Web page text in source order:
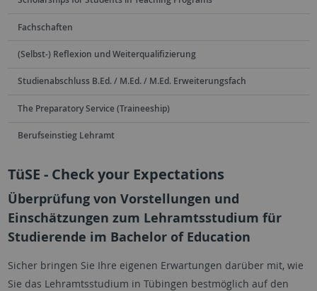
Fachschaften
(Selbst-) Reflexion und Weiterqualifizierung
Studienabschluss B.Ed. / M.Ed. / M.Ed. Erweiterungsfach
The Preparatory Service (Traineeship)
Berufseinstieg Lehramt
TüSE - Check your Expectations
Überprüfung von Vorstellungen und
Einschätzungen zum Lehramtsstudium für
Studierende im Bachelor of Education
Sicher bringen Sie Ihre eigenen Erwartungen darüber mit, wie
Sie das Lehramtsstudium in Tübingen bestmöglich auf den